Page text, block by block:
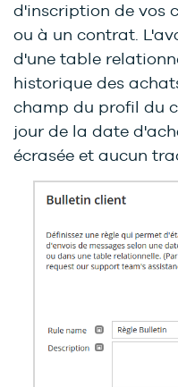
d'inscription de vos
ou à un contrat.
d'une table
historique des
champ du profil du
jour de la date
écrasée et aucun